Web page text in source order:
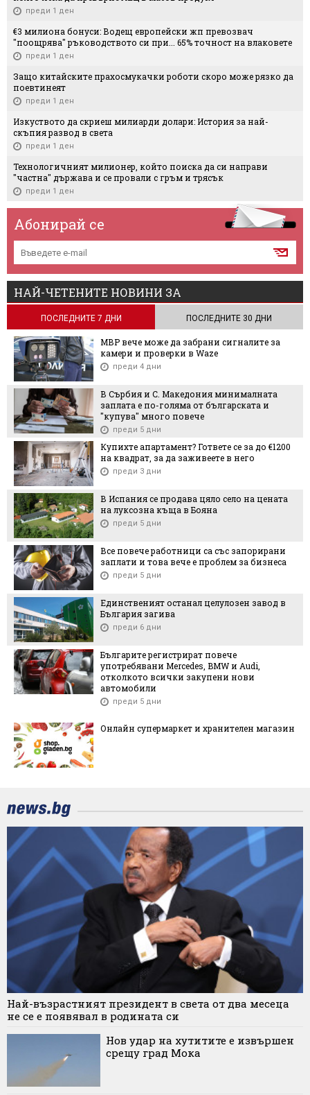
преди 1 ден
€3 милиона бонуси: Водещ европейски жп превозвач
"поощрява" ръководството си при... 65% точност на влаковете
преди 1 ден
Защо китайските прахосмукачки роботи скоро може рязко да
поевтинеят
преди 1 ден
Изкуството да скриеш милиарди долари: История за най-
скъпия развод в света
преди 1 ден
Технологичният милионер, който поиска да си направи
"частна" държава и се провали с гръм и трясък
преди 1 ден
Абонирай се
НАЙ-ЧЕТЕНИТЕ НОВИНИ ЗА
ПОСЛЕДНИТЕ 7 ДНИ ПОСЛЕДНИТЕ 30 ДНИ
МВР вече може да забрани сигналите за
камери и проверки в Waze
преди 4 дни
В Сърбия и С. Македония минималната
заплата е по-голяма от българската и
"купува" много повече
преди 5 дни
Купихте апартамент? Гответе се за до €1200
на квадрат, за да заживеете в него
преди 3 дни
В Испания се продава цяло село на цената
на луксозна къща в Бояна
преди 5 дни
Все повече работници са със запорирани
заплати и това вече е проблем за бизнеса
преди 5 дни
Единственият останал целулозен завод в
България загива
преди 6 дни
Българите регистрират повече
употребявани Mercedes, BMW и Audi,
отколкото всички закупени нови
автомобили
преди 5 дни
Онлайн супермаркет и хранителен магазин
Най-възрастният президент в света от два месеца
не се е появявал в родината си
Нов удар на хутитите е извършен
срещу град Мока